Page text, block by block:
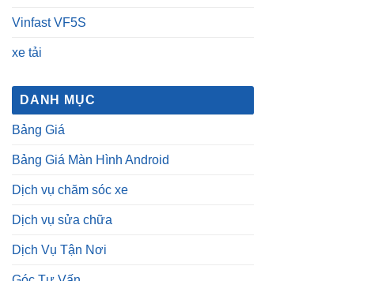
Vinfast VF5S
xe tải
DANH MỤC
Bảng Giá
Bảng Giá Màn Hình Android
Dịch vụ chăm sóc xe
Dịch vụ sửa chữa
Dịch Vụ Tận Nơi